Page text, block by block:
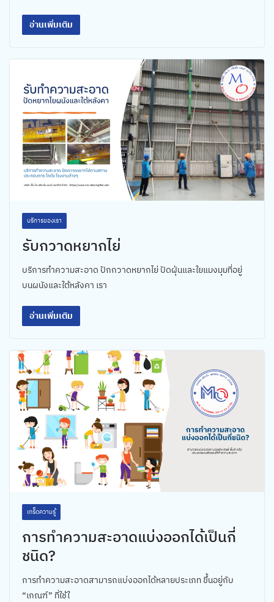
อ่านเพิ่มเติม
บริการของเรา
รับกวาดหยากไย่
บริการทำความสะอาด ปักกวาดหยากไย่ ปัดฝุ่นและใยแมงมุมที่อยู่
บนผนังและใต้หลังคา เรา
อ่านเพิ่มเติม
เกร็ดความรู้
การทำความสะอาดแบ่งออกได้เป็นกี่
ชนิด?
การทำความสะอาดสามารถแบ่งออกได้หลายประเภท ขึ้นอยู่กับ
“เกณฑ์” ที่ใช้ใ